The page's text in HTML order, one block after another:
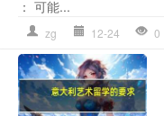
： 可能...
zg 12-24 0